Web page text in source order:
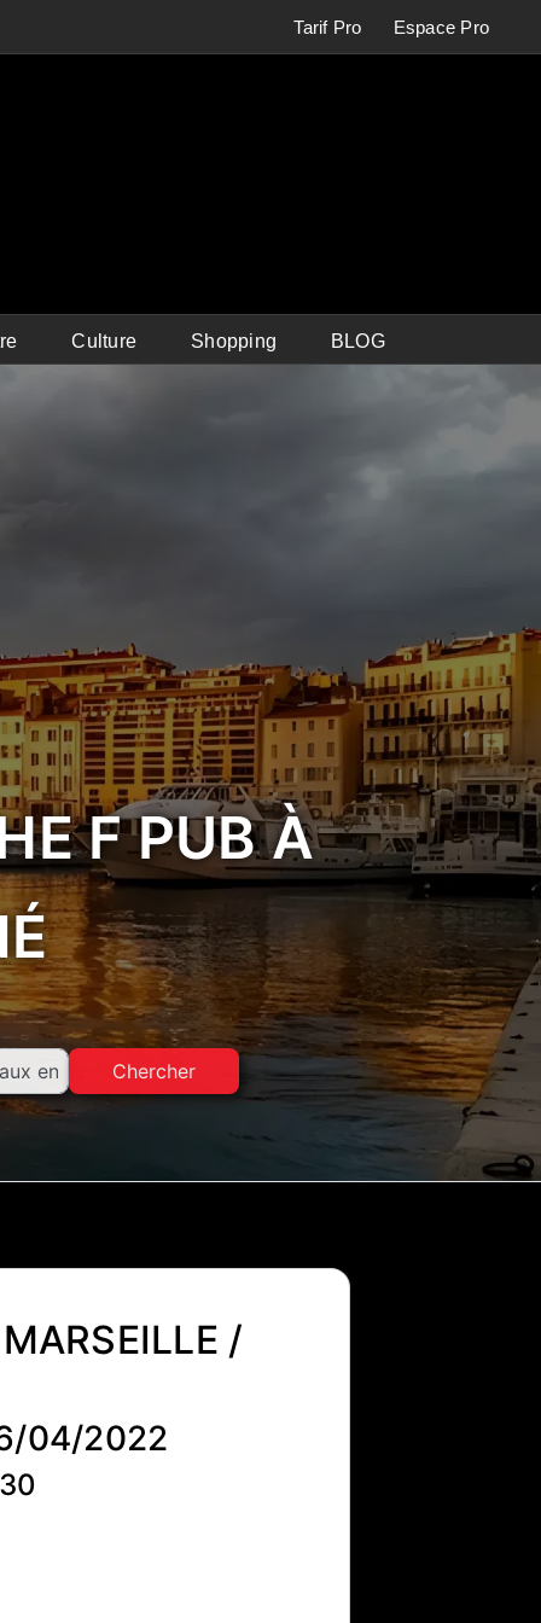
Tarif Pro Espace Pro
Culture Shopping BLOG
F PUB À
Chercher
/
04/2022